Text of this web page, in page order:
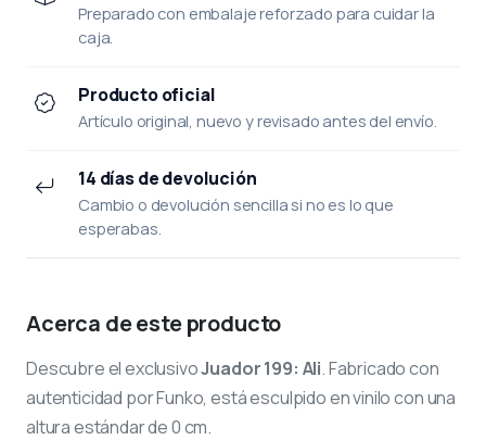
Preparado con embalaje reforzado para cuidar la
caja.
Producto oficial
Artículo original, nuevo y revisado antes del envío.
14 días de devolución
Cambio o devolución sencilla si no es lo que
esperabas.
Acerca de este producto
Descubre el exclusivoJuador 199: Ali. Fabricado con
autenticidad por Funko, está esculpido en vinilo con una
altura estándar de 0 cm.